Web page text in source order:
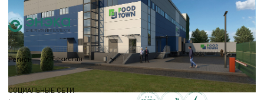
Регион Узбекистан
СОЦИАЛЬНЫЕ СЕТИ